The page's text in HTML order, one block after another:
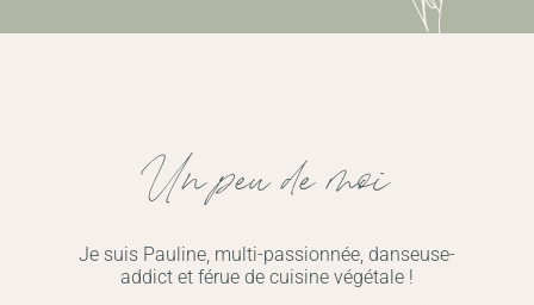
Un peu de moi
Je suis Pauline, multi-passionnée, danseuse-
addict et férue de cuisine végétale !